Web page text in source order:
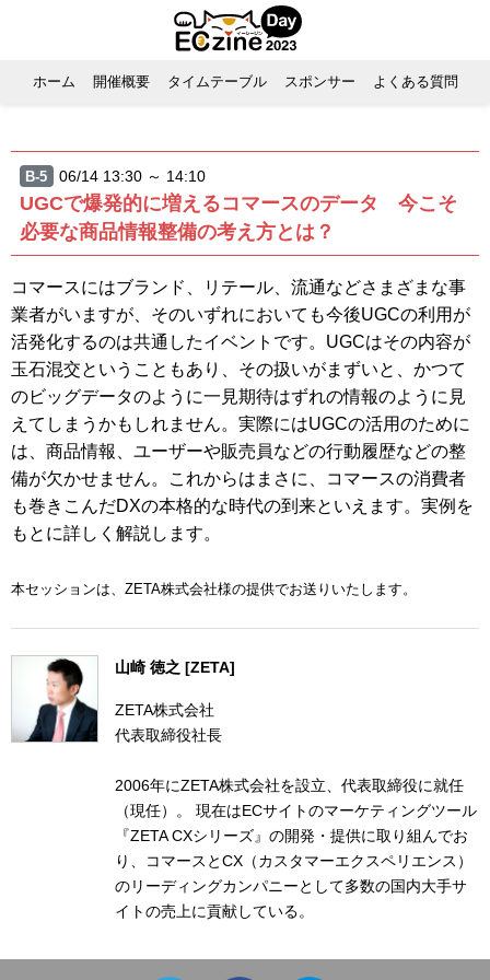
ホーム 開催概要 タイムテーブル スポンサー よくある質問
B-5 06/14 13:30 ～ 14:10
UGCで爆発的に増えるコマースのデータ 今こそ
必要な商品情報整備の考え方とは？
コマースにはブランド、リテール、流通などさまざまな事
業者がいますが、そのいずれにおいても今後UGCの利用が
活発化するのは共通したイベントです。UGCはその内容が
玉石混交ということもあり、その扱いがまずいと、かつて
のビッグデータのように一見期待はずれの情報のように見
えてしまうかもしれません。実際にはUGCの活用のために
は、商品情報、ユーザーや販売員などの行動履歴などの整
備が欠かせません。これからはまさに、コマースの消費者
も巻きこんだDXの本格的な時代の到来といえます。実例を
もとに詳しく解説します。
本セッションは、ZETA株式会社様の提供でお送りいたします。
山崎 徳之 [ZETA]
ZETA株式会社
代表取締役社長
2006年にZETA株式会社を設立、代表取締役に就任
（現任）。 現在はECサイトのマーケティングツール
『ZETA CXシリーズ』の開発・提供に取り組んでお
り、コマースとCX（カスタマーエクスペリエンス）
のリーディングカンパニーとして多数の国内大手サ
イトの売上に貢献している。